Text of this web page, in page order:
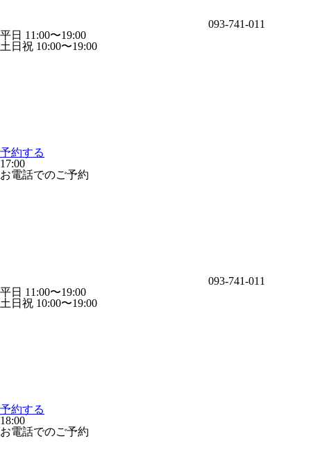
093-741-011
平日 11:00〜19:00
土日祝 10:00〜19:00
予約する
17:00
お電話でのご予約
093-741-011
平日 11:00〜19:00
土日祝 10:00〜19:00
予約する
18:00
お電話でのご予約